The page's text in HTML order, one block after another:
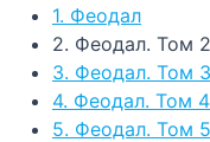
1. Феодал
2. Феодал. Том 2
3. Феодал. Том 3
4. Феодал. Том 4
5. Феодал. Том 5